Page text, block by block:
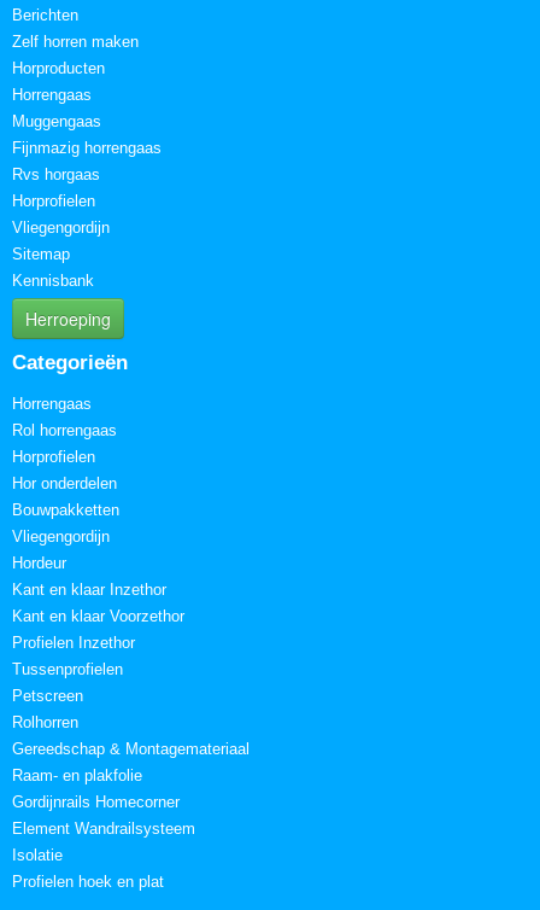
Berichten
Zelf horren maken
Horproducten
Horrengaas
Muggengaas
Fijnmazig horrengaas
Rvs horgaas
Horprofielen
Vliegengordijn
Sitemap
Kennisbank
Herroeping
Categorieën
Horrengaas
Rol horrengaas
Horprofielen
Hor onderdelen
Bouwpakketten
Vliegengordijn
Hordeur
Kant en klaar Inzethor
Kant en klaar Voorzethor
Profielen Inzethor
Tussenprofielen
Petscreen
Rolhorren
Gereedschap & Montagemateriaal
Raam- en plakfolie
Gordijnrails Homecorner
Element Wandrailsysteem
Isolatie
Profielen hoek en plat